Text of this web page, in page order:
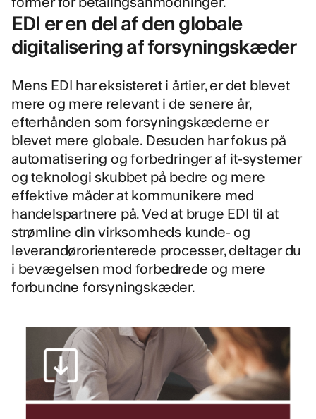
EDI er en del af den globale
digitalisering af forsyningskæder
Mens EDI har eksisteret i årtier, er det blevet
mere og mere relevant i de senere år,
efterhånden som forsyningskæderne er
blevet mere globale. Desuden har fokus på
automatisering og forbedringer af it-systemer
og teknologi skubbet på bedre og mere
effektive måder at kommunikere med
handelspartnere på. Ved at bruge EDI til at
strømline din virksomheds kunde- og
leverandørorienterede processer, deltager du
i bevægelsen mod forbedrede og mere
forbundne forsyningskæder.